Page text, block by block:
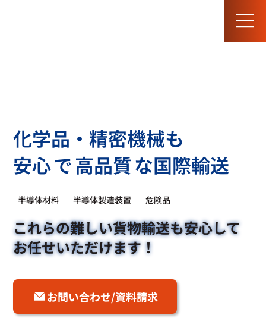
化学品・精密機械も
安心で高品質な国際輸送
半導体材料 半導体製造装置 危険品
これらの難しい貨物輸送も安心して
お任せいただけます！
お問い合わせ/資料請求